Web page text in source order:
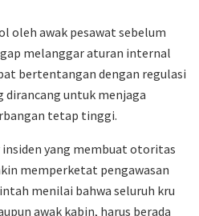
oleh awak pesawat sebelum
melanggar aturan internal
bertentangan dengan regulasi
dirancang untuk menjaga
tetap tinggi.
insiden yang membuat otoritas
memperketat pengawasan
menilai bahwa seluruh kru
awak kabin, harus berada